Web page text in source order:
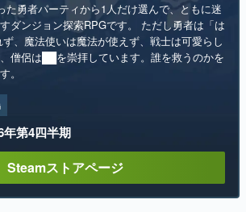
た勇者パーティから1人だけ選んで、ともに迷
ダンジョン探索RPGです。 ただし勇者は「は
、魔法使いは魔法が使えず、戦士は可愛らし
僧侶は██を崇拝しています。誰を救うのかを
。
年第4四半期
Steamストアページ